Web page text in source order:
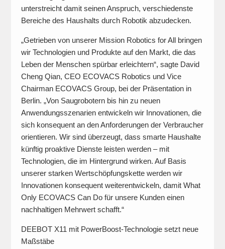
unterstreicht damit seinen Anspruch, verschiedenste
Bereiche des Haushalts durch Robotik abzudecken.
„Getrieben von unserer Mission Robotics for All bringen
wir Technologien und Produkte auf den Markt, die das
Leben der Menschen spürbar erleichtern“, sagte David
Cheng Qian, CEO ECOVACS Robotics und Vice
Chairman ECOVACS Group, bei der Präsentation in
Berlin. „Von Saugrobotern bis hin zu neuen
Anwendungsszenarien entwickeln wir Innovationen, die
sich konsequent an den Anforderungen der Verbraucher
orientieren. Wir sind überzeugt, dass smarte Haushalte
künftig proaktive Dienste leisten werden – mit
Technologien, die im Hintergrund wirken. Auf Basis
unserer starken Wertschöpfungskette werden wir
Innovationen konsequent weiterentwickeln, damit What
Only ECOVACS Can Do für unsere Kunden einen
nachhaltigen Mehrwert schafft.“
DEEBOT X11 mit PowerBoost-Technologie setzt neue
Maßstäbe